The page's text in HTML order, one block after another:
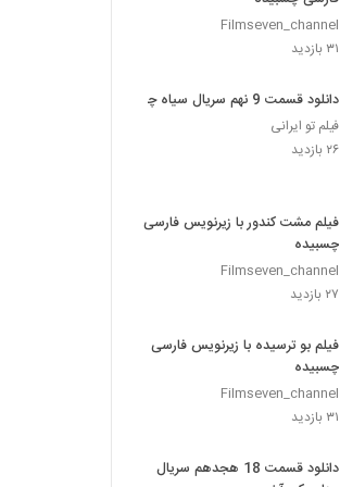
Filmseven_channel
۳۱ بازدید
دانلود قسمت 9 نهم سریال سیاه چاله
فیلم تو ایرانی
۲۶ بازدید
فیلم مشت کندور با زیرنویس فارسی
چسبیده
Filmseven_channel
۲۷ بازدید
فیلم بو ترسیده با زیرنویس فارسی
چسبیده
Filmseven_channel
۳۱ بازدید
دانلود قسمت 18 هجدهم سریال